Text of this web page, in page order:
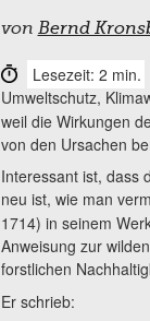
von Bernd
Lesezeit: 2 min.
Umweltschutz,
weil die Wirkungen
von den Ursachen
Interessant ist, dass
neu ist, wie man
1714) in seinem
Anweisung zur
forstlichen
Er schrieb: